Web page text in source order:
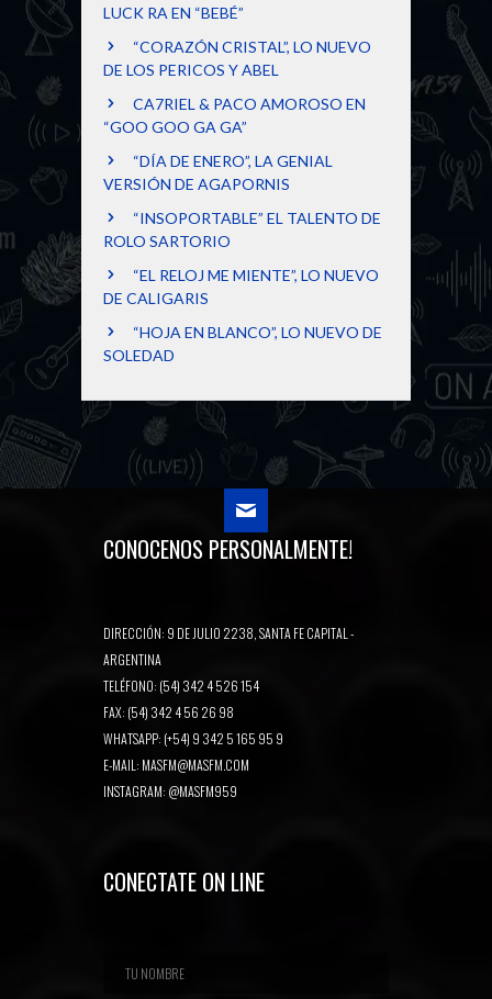
LUCK RA EN “BEBÉ”
“CORAZÓN CRISTAL”, LO NUEVO
DE LOS PERICOS Y ABEL
CA7RIEL & PACO AMOROSO EN
“GOO GOO GA GA”
“DÍA DE ENERO”, LA GENIAL
VERSIÓN DE AGAPORNIS
“INSOPORTABLE” EL TALENTO DE
ROLO SARTORIO
“EL RELOJ ME MIENTE”, LO NUEVO
DE CALIGARIS
“HOJA EN BLANCO”, LO NUEVO DE
SOLEDAD
CONOCENOS PERSONALMENTE!
DIRECCIÓN: 9 DE JULIO 2238, SANTA FE CAPITAL -
ARGENTINA
TELÉFONO: (54) 342 4 526 154
FAX: (54) 342 4 56 26 98
WHATSAPP: (+54) 9 342 5 165 95 9
E-MAIL: MASFM@MASFM.COM
INSTAGRAM: @MASFM959
CONECTATE ON LINE